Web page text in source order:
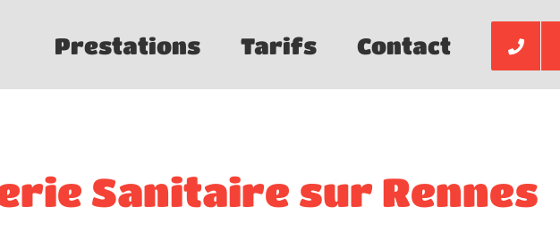
Prestations Tarifs Contact
Sanitaire sur Rennes